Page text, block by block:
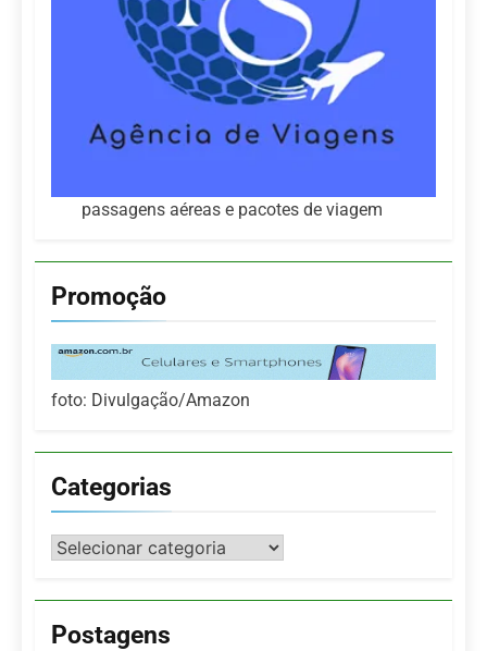
passagens aéreas e pacotes de viagem
Promoção
foto: Divulgação/Amazon
Categorias
Categorias
Postagens